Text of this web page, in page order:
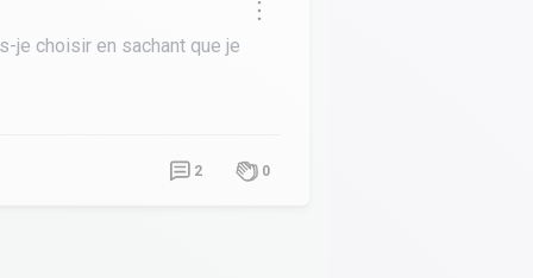
je choisir en sachant que je
2 0